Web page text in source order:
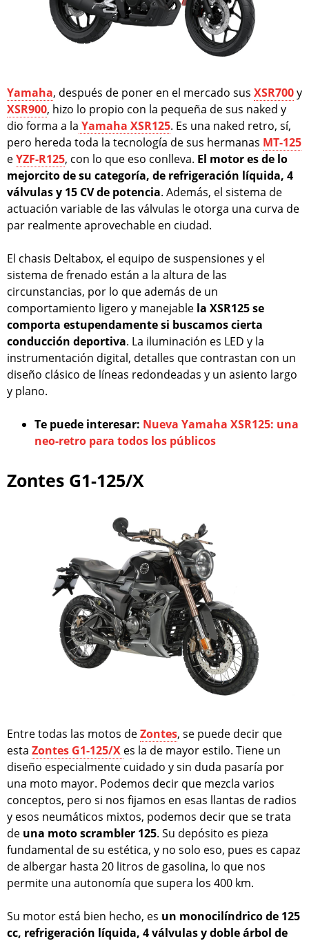
Yamaha, después de poner en el mercado sus XSR700y
XSR900, hizo lo propio con la pequeña de sus naked y
dio forma a la Yamaha XSR125. Es una naked retro, sí,
pero hereda toda la tecnología de sus hermanas MT-125
eYZF-R125, con lo que eso conlleva. El motor es de lo
mejorcito de su categoría, de refrigeración líquida, 4
válvulas y 15 CV de potencia. Además, el sistema de
actuación variable de las válvulas le otorga una curva de
par realmente aprovechable en ciudad.
El chasis Deltabox, el equipo de suspensiones y el
sistema de frenado están a la altura de las
circunstancias, por lo que además de un
comportamiento ligero y manejable la XSR125 se
comporta estupendamente si buscamos cierta
conducción deportiva. La iluminación es LED y la
instrumentación digital, detalles que contrastan con un
diseño clásico de líneas redondeadas y un asiento largo
y plano.
Te puede interesar: Nueva Yamaha XSR125: una
neo-retro para todos los públicos
Zontes G1-125/X
Entre todas las motos deZontes, se puede decir que
esta Zontes G1-125/X es la de mayor estilo. Tiene un
diseño especialmente cuidado y sin duda pasaría por
una moto mayor. Podemos decir que mezcla varios
conceptos, pero si nos fijamos en esas llantas de radios
y esos neumáticos mixtos, podemos decir que se trata
de una moto scrambler 125. Su depósito es pieza
fundamental de su estética, y no solo eso, pues es capaz
de albergar hasta 20 litros de gasolina, lo que nos
permite una autonomía que supera los 400 km.
Su motor está bien hecho, es un monocilíndrico de 125
cc, refrigeración líquida, 4 válvulas y doble árbol de